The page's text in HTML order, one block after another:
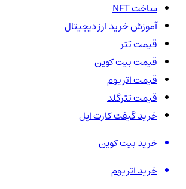
ساخت NFT
آموزش خرید ارز دیجیتال
قیمت تتر
قیمت بیت کوین
قیمت اتریوم
قیمت تترگلد
خرید گیفت کارت اپل
خرید بیت کوین
خرید اتریوم